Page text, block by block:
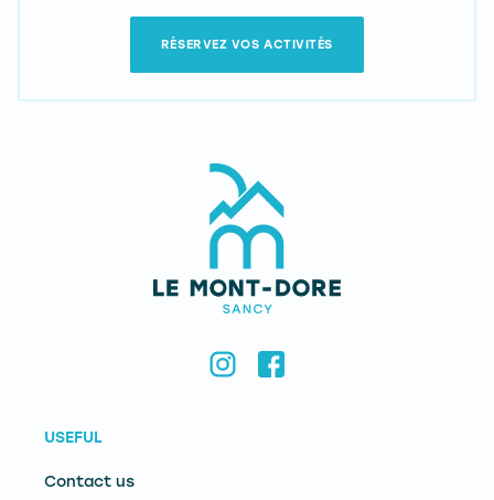
RÉSERVEZ VOS ACTIVITÉS
USEFUL
Contact us